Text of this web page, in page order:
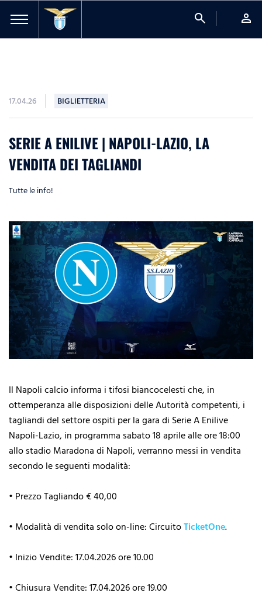
search person
17.04.26 BIGLIETTERIA
SERIE A ENILIVE | NAPOLI-LAZIO, LA
VENDITA DEI TAGLIANDI
Tutte le info!
Il Napoli calcio informa i tifosi biancocelesti che, in
ottemperanza alle disposizioni delle Autorità competenti, i
tagliandi del settore ospiti per la gara di Serie A Enilive
Napoli-Lazio, in programma sabato 18 aprile alle ore 18:00
allo stadio Maradona di Napoli, verranno messi in vendita
secondo le seguenti modalità:
• Prezzo Tagliando € 40,00
• Modalità di vendita solo on-line: CircuitoTicketOne.
• Inizio Vendite: 17.04.2026 ore 10.00
• Chiusura Vendite: 17.04.2026 ore 19.00